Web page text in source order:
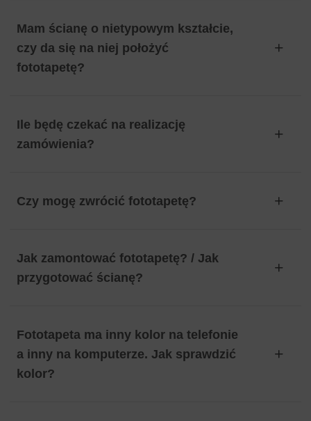
Mam ścianę o nietypowym kształcie,
czy da się na niej położyć
fototapetę?
Ile będę czekać na realizację
zamówienia?
Czy mogę zwrócić fototapetę?
Jak zamontować fototapetę? / Jak
przygotować ścianę?
Fototapeta ma inny kolor na telefonie
a inny na komputerze. Jak sprawdzić
kolor?